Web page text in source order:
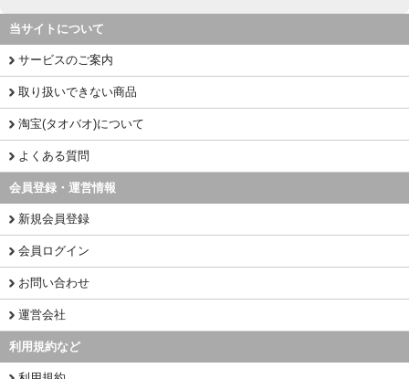
当サイトについて
サービスのご案内
取り扱いできない商品
淘宝(タオバオ)について
よくある質問
会員登録・運営情報
新規会員登録
会員ログイン
お問い合わせ
運営会社
利用規約など